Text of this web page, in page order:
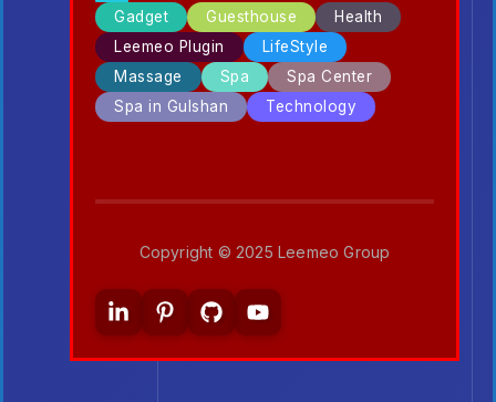
Gadget Guesthouse
Health
Leemeo Plugin
LifeStyle
Massage
Spa
Spa Center
Spa in Gulshan
Technology
Copyright © 2025 Leemeo Group